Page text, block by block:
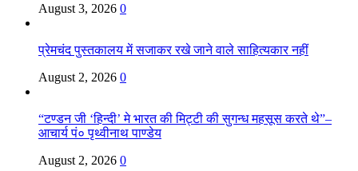
August 3, 2026 0
प्रेमचंद पुस्तकालय में सजाकर रखे जाने वाले साहित्यकार नहीं
August 2, 2026 0
“टण्डन जी ‘हिन्दी’ मे भारत की मिट्टी की सुगन्ध महसूस करते थे”–
आचार्य पं० पृथ्वीनाथ पाण्डेय
August 2, 2026 0